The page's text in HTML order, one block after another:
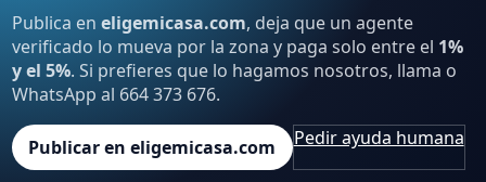
Publica eneligemicasa.com, deja que un agente
verificado lo mueva por la zona y paga solo entre el 1%
y el 5%. Si prefieres que lo hagamos nosotros, llama o
WhatsApp al 664 373 676.
Publicar en eligemicasa.com Pedir ayuda humana